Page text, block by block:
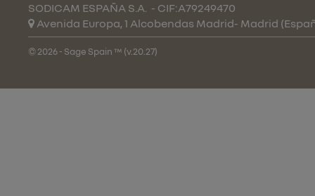
SODICAM ESPAÑA S.A. - CIF:A79249470
Avenida Europa, 1 Alcobendas Madrid- Madrid
© 2026 - Sage Spain ™ (v.20.27)